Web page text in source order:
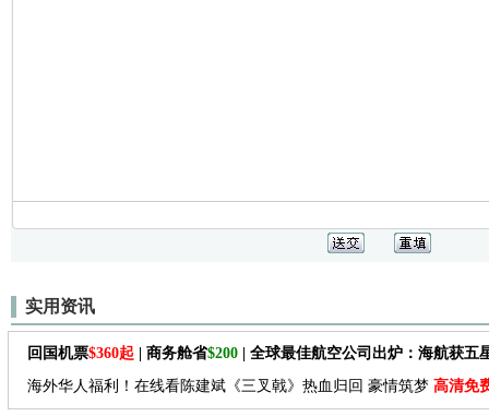
实用资讯
回国机票$360起 | 商务舱省$200 | 全球最佳航空公司出炉：海航获五
海外华人福利！在线看陈建斌《三叉戟》热血归回 豪情筑梦 高清免